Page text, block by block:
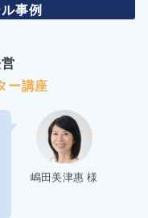
事例
ー講座
嶋田美津惠 様